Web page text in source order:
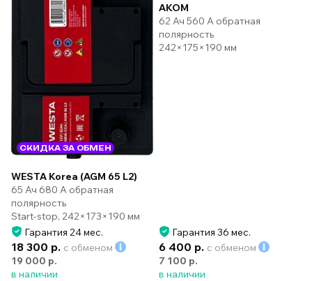
СКИДКА ЗА ОБМЕН
WESTA Korea (AGM 65 L2)
65 Ач 680 А обратная
полярность
Start-stop, 242×173×190 мм
Гарантия 24 мес.
18 300 р. с обменом
19 000 р.
в наличии
AKOM
62 Ач 560 А обратная
полярность
242×175×190 мм
Гарантия 36 мес.
6 400 р. с обменом
7 100 р.
в наличии